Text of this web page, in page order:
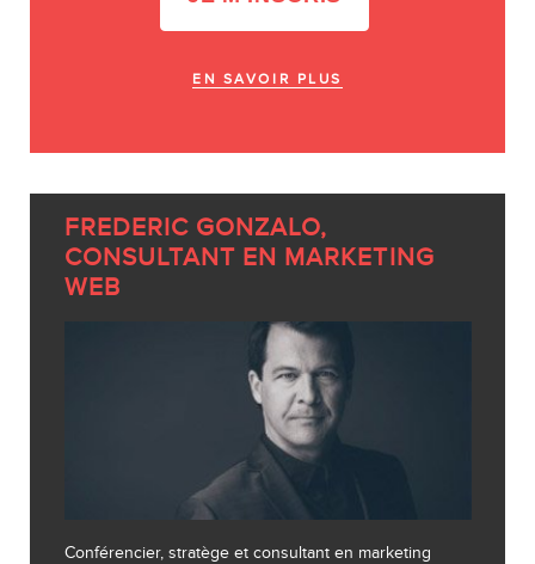
EN SAVOIR PLUS
FREDERIC GONZALO,
CONSULTANT EN MARKETING
WEB
Conférencier, stratège et consultant en marketing